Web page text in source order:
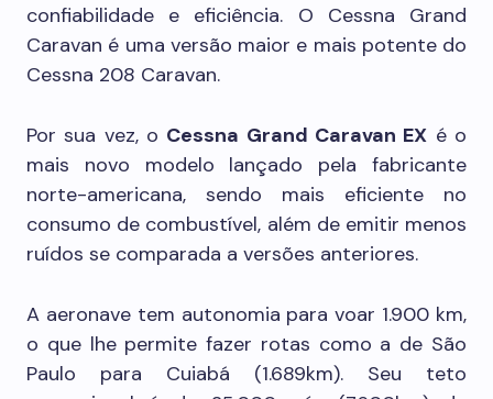
confiabilidade e eficiência. O Cessna Grand
Caravan é uma versão maior e mais potente do
Cessna 208 Caravan.
Por sua vez, o Cessna Grand Caravan EX é o
mais novo modelo lançado pela fabricante
norte-americana, sendo mais eficiente no
consumo de combustível, além de emitir menos
ruídos se comparada a versões anteriores.
A aeronave tem autonomia para voar 1.900 km,
o que lhe permite fazer rotas como a de São
Paulo para Cuiabá (1.689km). Seu teto